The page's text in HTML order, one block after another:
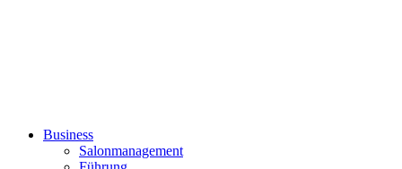
Business
Salonmanagement